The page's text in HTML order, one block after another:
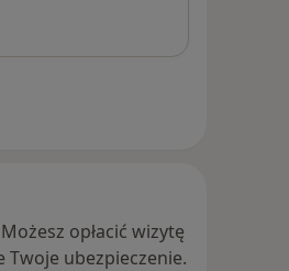
opłacić wizytę
ubezpieczenie.